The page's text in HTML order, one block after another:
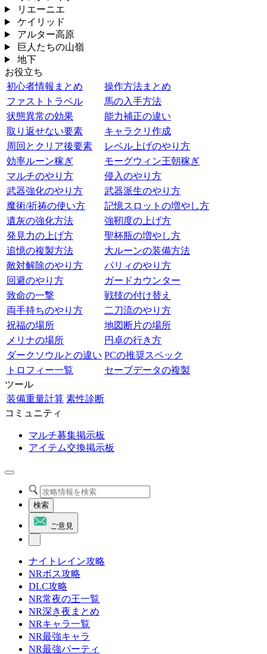
リエーニエ
ケイリッド
アルター高原
巨人たちの山嶺
地下
お役立ち
初心者情報まとめ
操作方法まとめ
ファストトラベル
馬の入手方法
状態異常の効果
能力補正の違い
取り返せない要素
キャラクリ作成
周回とクリア後要素
レベル上げのやり方
効率ルーン稼ぎ
モーグウィン王朝稼ぎ
マルチのやり方
侵入のやり方
武器強化のやり方
武器派生のやり方
魔術/祈祷の使い方
記憶スロットの増やし方
遺灰の強化方法
強靭度の上げ方
発見力の上げ方
聖杯瓶の増やし方
追憶の複製方法
大ルーンの装備方法
敵対解除のやり方
パリィのやり方
回避のやり方
ガードカウンター
致命の一撃
戦技の付け替え
両手持ちのやり方
二刀流のやり方
祝福の場所
地図断片の場所
メリナの場所
円卓の行き方
ダークソウルとの違い PCの推奨スペック
トロフィー一覧
セーブデータの複製
ツール
装備重量計算 素性診断
コミュニティ
マルチ募集掲示板
アイテム交換掲示板
検索
ご意見
ナイトレイン攻略
NRボス攻略
DLC攻略
NR常夜の王一覧
NR深き夜まとめ
NRキャラ一覧
NR最強キャラ
NR最強パーティ